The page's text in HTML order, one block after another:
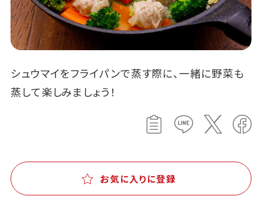
シュウマイをフライパンで蒸す際に、一緒に野菜も
蒸して楽しみましょう！
お気に入りに登録